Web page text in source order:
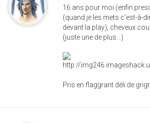
16 ans pour moi (enfin
(quand je les mets c'est-à-
devant la play), cheveux
(juste une de plus...)
Pris en flaggrant déli de